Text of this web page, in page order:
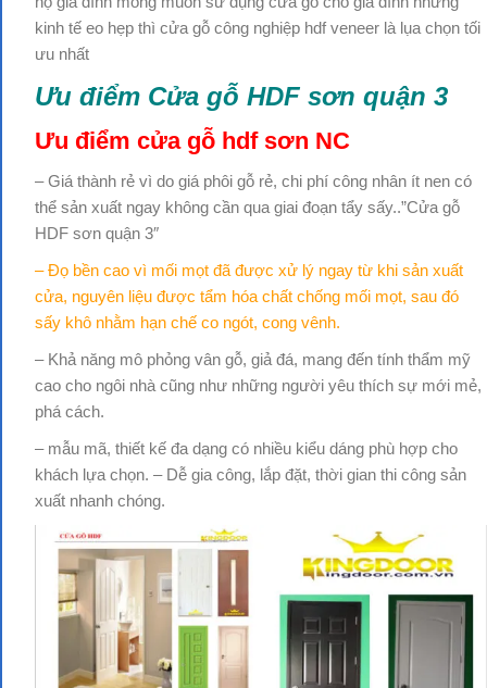
kinh tế eo hẹp thì cửa gỗ công nghiệp hdf veneer là lụa chọn tối
ưu nhất
Ưu điểm Cửa gỗ HDF sơn quận 3
Ưu điểm cửa gỗ hdf sơn NC
– Giá thành rẻ vì do giá phôi gỗ rẻ, chi phí công nhân ít nen có
thể sản xuất ngay không cần qua giai đoạn tẩy sấy..”Cửa gỗ
HDF sơn quận 3″
– Đọ bền cao vì mối mọt đã được xử lý ngay từ khi sản xuất
cửa, nguyên liệu được tẩm hóa chất chống mối mọt, sau đó
sấy khô nhằm hạn chế co ngót, cong vênh.
– Khả năng mô phỏng vân gỗ, giả đá, mang đến tính thẩm mỹ
cao cho ngôi nhà cũng như những người yêu thích sự mới mẻ,
phá cách.
– mẫu mã, thiết kế đa dạng có nhiều kiểu dáng phù hợp cho
khách lựa chọn. – Dễ gia công, lắp đặt, thời gian thi công sản
xuất nhanh chóng.